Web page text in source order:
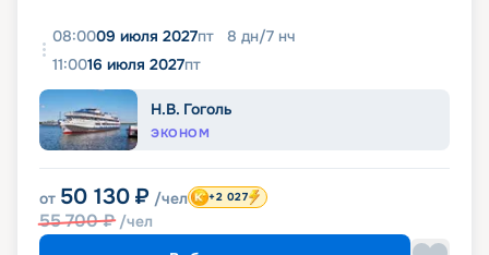
08:0009 июля 2027пт 8 дн/7 нч
11:0016 июля 2027пт
Н.В. Гоголь
ЭКОНОМ
от 50 130 ₽ /чел
55 700₽ /чел
+2 027